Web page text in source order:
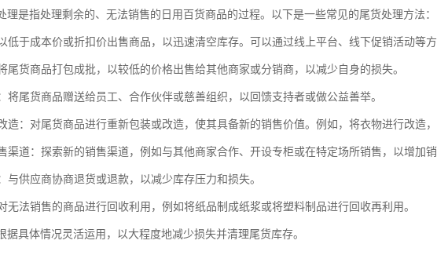
理是指处理剩余的、无法销售的日用百货商品的过程。以下是一些常见的尾货处理方法：
低于成本价或折扣价出售商品，以迅速清空库存。可以通过线上平台、线下促销活动等方
尾货商品打包成批，以较低的价格出售给其他商家或分销商，以减少自身的损失。
将尾货商品赠送给员工、合作伙伴或慈善组织，以回馈支持者或做公益善举。
造：对尾货商品进行重新包装或改造，使其具备新的销售价值。例如，将衣物进行改造，
渠道：探索新的销售渠道，例如与其他商家合作、开设专柜或在特定场所销售，以增加销
与供应商协商退货或退款，以减少库存压力和损失。
无法销售的商品进行回收利用，例如将纸品制成纸浆或将塑料制品进行回收再利用。
据具体情况灵活运用，以大程度地减少损失并清理尾货库存。